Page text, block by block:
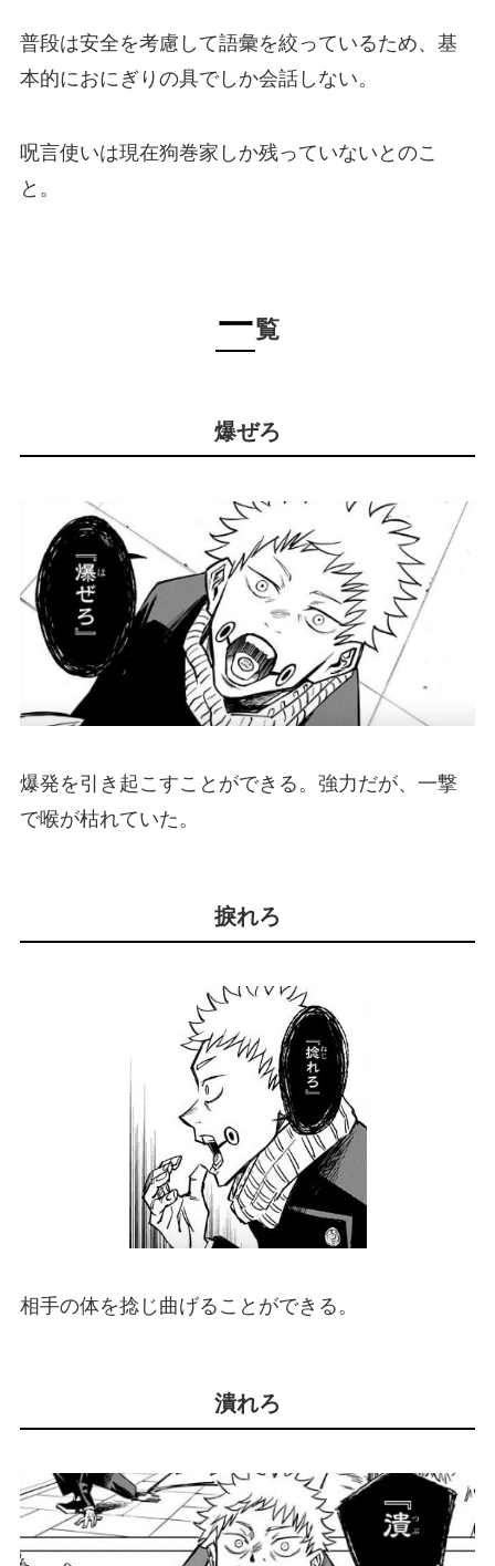
普段は安全を考慮して語彙を絞っているため、基
本的におにぎりの具でしか会話しない。
呪言使いは現在狗巻家しか残っていないとのこ
と。
一覧
爆ぜろ
爆発を引き起こすことができる。強力だが、一撃
で喉が枯れていた。
捩れろ
相手の体を捻じ曲げることができる。
潰れろ